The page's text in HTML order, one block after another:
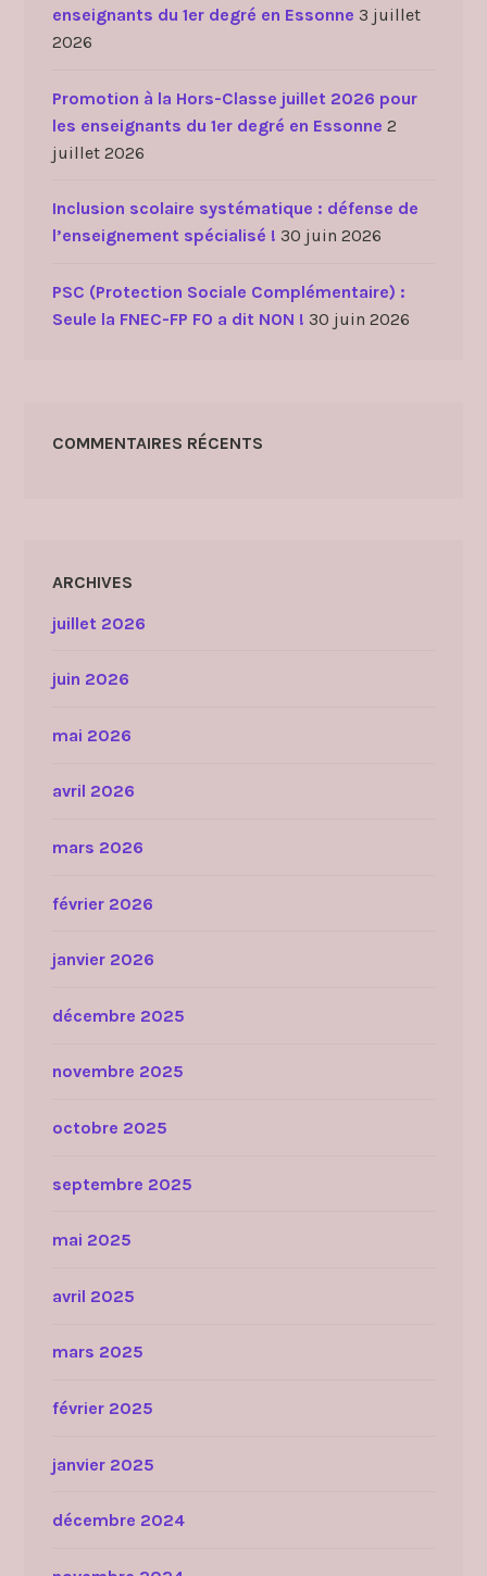
enseignants du 1er degré en Essonne 3 juillet
2026
Promotion à la Hors-Classe juillet 2026 pour
les enseignants du 1er degré en Essonne 2
juillet 2026
Inclusion scolaire systématique : défense de
l’enseignement spécialisé ! 30 juin 2026
PSC (Protection Sociale Complémentaire) :
Seule la FNEC-FP FO a dit NON ! 30 juin 2026
COMMENTAIRES RÉCENTS
ARCHIVES
juillet 2026
juin 2026
mai 2026
avril 2026
mars 2026
février 2026
janvier 2026
décembre 2025
novembre 2025
octobre 2025
septembre 2025
mai 2025
avril 2025
mars 2025
février 2025
janvier 2025
décembre 2024